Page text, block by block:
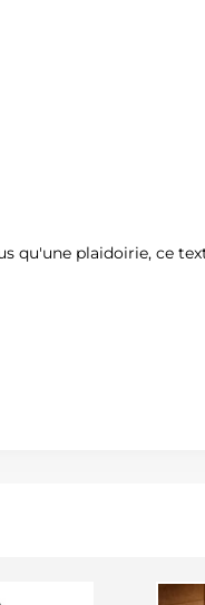
qu'une plaidoirie, ce